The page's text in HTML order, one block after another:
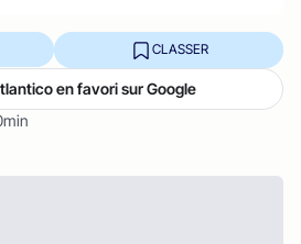
CLASSER
en favori sur Google